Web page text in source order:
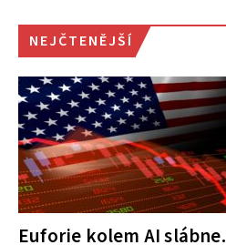
NEJČTENĚJŠÍ
Euforie kolem AI slábne.